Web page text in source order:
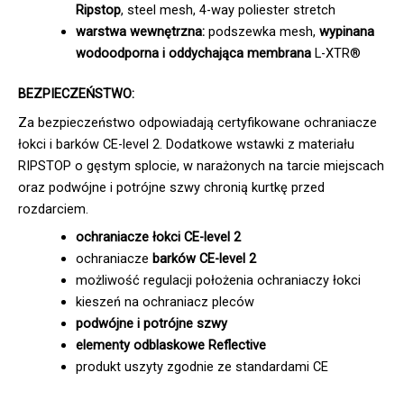
Ripstop, steel mesh, 4-way poliester stretch
warstwa wewnętrzna:podszewka mesh, wypinana
wodoodporna i oddychająca membranaL-XTR®
BEZPIECZEŃSTWO:
Za bezpieczeństwo odpowiadają certyfikowane ochraniacze
łokci i barków CE-level 2. Dodatkowe wstawki z materiału
RIPSTOP o gęstym splocie, w narażonych na tarcie miejscach
oraz podwójne i potrójne szwy chronią kurtkę przed
rozdarciem.
ochraniacze łokci CE-level 2
ochraniacze barków CE-level 2
możliwość regulacji położenia ochraniaczy łokci
kieszeń na ochraniacz pleców
podwójne i potrójne szwy
elementy odblaskowe Reflective
produkt uszyty zgodnie ze standardami CE